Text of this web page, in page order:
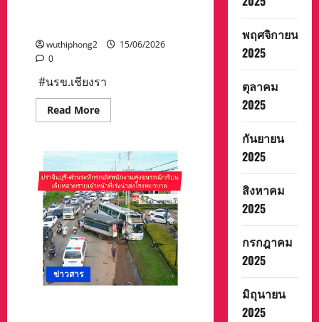
ดาว
มงกุฎ
wuthiphong2
15/06/2026
0
#นรข.เชียงรา
Read MoreRead
more
จับ
ยา
บ้า
ล็อ
ตม
หึมา
6
ล้าน
เม็ด
ริม
โขง
เวียง
แก่น
สกัด
ขบวนการ
ข่าวสาร
พฤศจิกายน
2025
ตุลาคม
2025
กันยายน
2025
สิงหาคม
2025
กรกฎาคม
2025
มิถุนายน
2025